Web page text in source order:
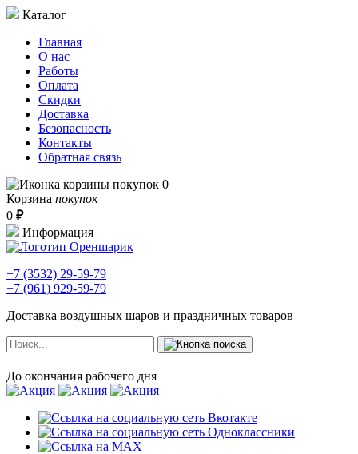
Каталог
Главная
О нас
Работы
Оплата
Скидки
Доставка
Безопасность
Контакты
Обратная связь
0
Корзина покупок
0 ₽
Информация
+7 (3532) 29-59-79
+7 (961) 929-59-79
Доставка воздушных шаров и праздничных товаров
До окончания рабочего дня